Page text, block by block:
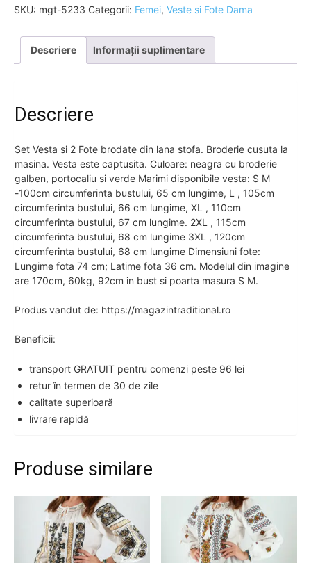
SKU: mgt-5233 Categorii: Femei, Veste si Fote Dama
Descriere Informații suplimentare
Descriere
Set Vesta si 2 Fote brodate din lana stofa. Broderie cusuta la
masina. Vesta este captusita. Culoare: neagra cu broderie
galben, portocaliu si verde Marimi disponibile vesta: S M
-100cm circumferinta bustului, 65 cm lungime, L , 105cm
circumferinta bustului, 66 cm lungime, XL , 110cm
circumferinta bustului, 67 cm lungime. 2XL , 115cm
circumferinta bustului, 68 cm lungime 3XL , 120cm
circumferinta bustului, 68 cm lungime Dimensiuni fote:
Lungime fota 74 cm; Latime fota 36 cm. Modelul din imagine
are 170cm, 60kg, 92cm in bust si poarta masura S M.
Produs vandut de: https://magazintraditional.ro
Beneficii:
transport GRATUIT pentru comenzi peste 96 lei
retur în termen de 30 de zile
calitate superioară
livrare rapidă
Produse similare